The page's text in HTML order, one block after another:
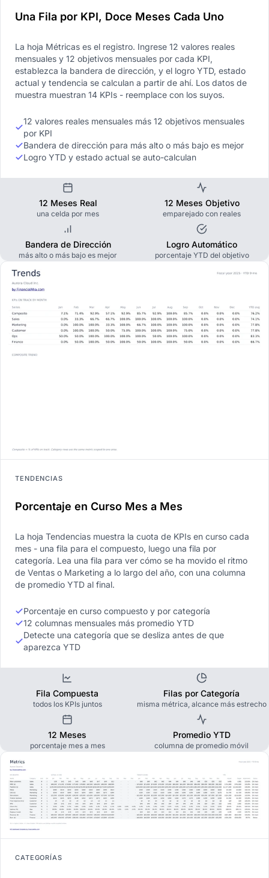
Una Fila por KPI, Doce Meses Cada Uno
La hoja Métricas es el registro. Ingrese 12 valores reales
mensuales y 12 objetivos mensuales por cada KPI,
establezca la bandera de dirección, y el logro YTD, estado
actual y tendencia se calculan a partir de ahí. Los datos de
muestra muestran 14 KPIs - reemplace con los suyos.
12 valores reales mensuales más 12 objetivos mensuales
por KPI
Bandera de dirección para más alto o más bajo es mejor
Logro YTD y estado actual se auto-calculan
12 Meses Real
una celda por mes
12 Meses Objetivo
emparejado con reales
Bandera de Dirección
más alto o más bajo es mejor
Logro Automático
porcentaje YTD del objetivo
TENDENCIAS
Porcentaje en Curso Mes a Mes
La hoja Tendencias muestra la cuota de KPIs en curso cada
mes - una fila para el compuesto, luego una fila por
categoría. Lea una fila para ver cómo se ha movido el ritmo
de Ventas o Marketing a lo largo del año, con una columna
de promedio YTD al final.
Porcentaje en curso compuesto y por categoría
12 columnas mensuales más promedio YTD
Detecte una categoría que se desliza antes de que
aparezca YTD
Fila Compuesta
todos los KPIs juntos
Filas por Categoría
misma métrica, alcance más estrecho
12 Meses
porcentaje mes a mes
Promedio YTD
columna de promedio móvil
CATEGORÍAS